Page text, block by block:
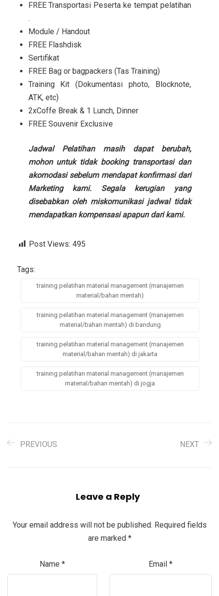
FREE Transportasi Peserta ke tempat pelatihan
.
Module / Handout
FREE Flashdisk
Sertifikat
FREE Bag or bagpackers (Tas Training)
Training Kit (Dokumentasi photo, Blocknote,
ATK, etc)
2xCoffe Break & 1 Lunch, Dinner
FREE Souvenir Exclusive
Jadwal Pelatihan masih dapat berubah,
mohon untuk tidak booking transportasi dan
akomodasi sebelum mendapat konfirmasi dari
Marketing kami. Segala kerugian yang
disebabkan oleh miskomunikasi jadwal tidak
mendapatkan kompensasi apapun dari kami.
Post Views: 495
Tags:
training pelatihan material management (manajemen
material/bahan mentah)
training pelatihan material management (manajemen
material/bahan mentah) di bandung
training pelatihan material management (manajemen
material/bahan mentah) di jakarta
training pelatihan material management (manajemen
material/bahan mentah) di jogja
PREVIOUS NEXT
Leave a Reply
Your email address will not be published. Required fields
are marked *
Name * Email *